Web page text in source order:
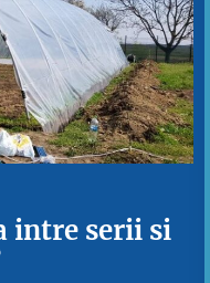
intre serii si